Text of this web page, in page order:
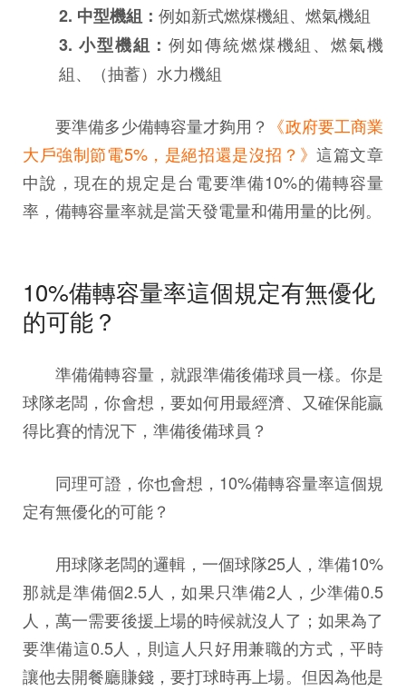
2. 中型機組： 例如新式燃煤機組、燃氣機組
3. 小型機組：例如傳統燃煤機組、燃氣機
組、（抽蓄）水力機組
要準備多少備轉容量才夠用？ 《政府要工商業
大戶強制節電5%，是絕招還是沒招？》這篇文章
中說，現在的規定是台電要準備10%的備轉容量
率，備轉容量率就是當天發電量和備用量的比例。
10%備轉容量率這個規定有無優化
的可能？
準備備轉容量，就跟準備後備球員一樣。你是
球隊老闆，你會想，要如何用最經濟、又確保能贏
得比賽的情況下，準備後備球員？
同理可證，你也會想，10%備轉容量率這個規
定有無優化的可能？
用球隊老闆的邏輯，一個球隊25人，準備10%
那就是準備個2.5人，如果只準備2人，少準備0.5
人，萬一需要後援上場的時候就沒人了；如果為了
要準備這0.5人，則這人只好用兼職的方式，平時
讓他去開餐廳賺錢，要打球時再上場。但因為他是